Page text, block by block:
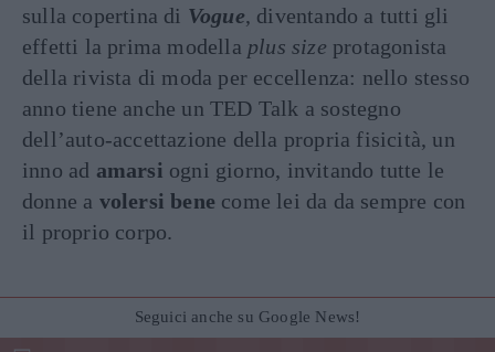
sulla copertina di Vogue, diventando a tutti gli
effetti la prima modella plus size protagonista
della rivista di moda per eccellenza: nello stesso
anno tiene anche un TED Talk a sostegno
dell’auto-accettazione della propria fisicità, un
inno ad amarsi ogni giorno, invitando tutte le
donne a volersi bene come lei da da sempre con
il proprio corpo.
Seguici anche su Google News!